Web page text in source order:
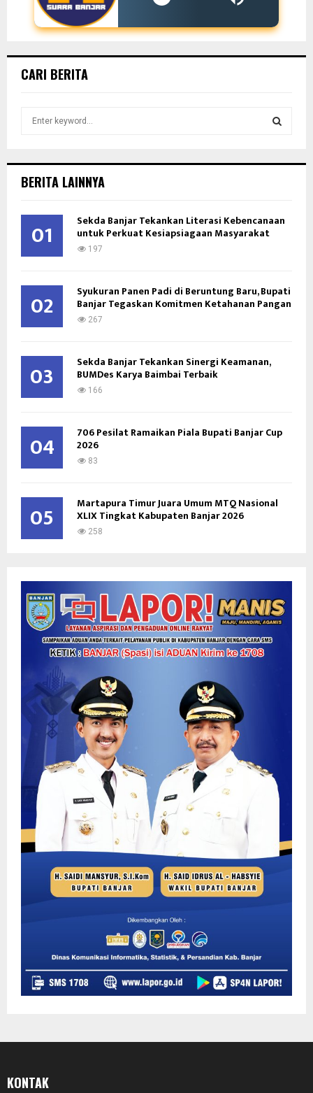
CARI BERITA
h
o
H
BERITA LAINNYA
01 Sekda Banjar Tekankan Literasi Kebencanaan
untuk Perkuat Kesiapsiagaan Masyarakat
197
02 Syukuran Panen Padi di Beruntung Baru, Bupati
Banjar Tegaskan Komitmen Ketahanan Pangan
267
03 Sekda Banjar Tekankan Sinergi Keamanan,
BUMDes Karya Baimbai Terbaik
166
04 706 Pesilat Ramaikan Piala Bupati Banjar Cup
2026
83
05 Martapura Timur Juara Umum MTQ Nasional
XLIX Tingkat Kabupaten Banjar 2026
258
KONTAK